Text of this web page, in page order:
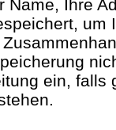
Name, Ihre
um
ein, falls